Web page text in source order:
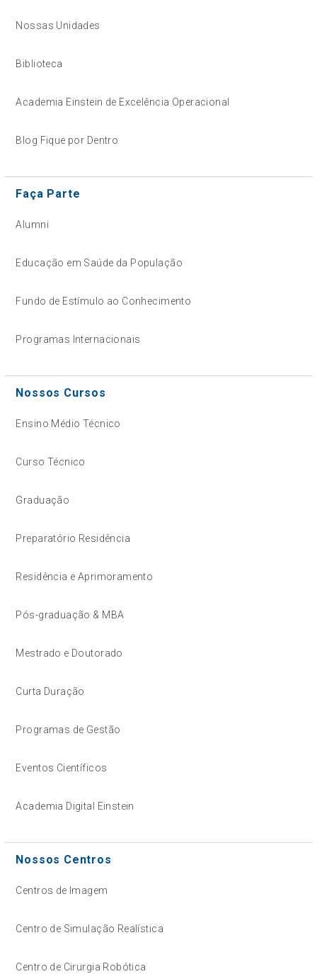
Nossas Unidades
Biblioteca
Academia Einstein de Excelência Operacional
Blog Fique por Dentro
Faça Parte
Alumni
Educação em Saúde da População
Fundo de Estímulo ao Conhecimento
Programas Internacionais
Nossos Cursos
Ensino Médio Técnico
Curso Técnico
Graduação
Preparatório Residência
Residência e Aprimoramento
Pós-graduação & MBA
Mestrado e Doutorado
Curta Duração
Programas de Gestão
Eventos Científicos
Academia Digital Einstein
Nossos Centros
Centros de Imagem
Centro de Simulação Realística
Centro de Cirurgia Robótica